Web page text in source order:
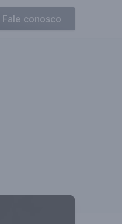
Fale conosco